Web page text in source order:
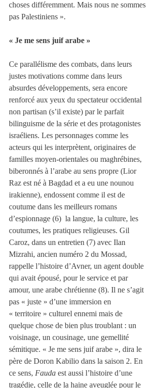
choses différemment. Mais nous ne sommes
pas Palestiniens ».
« Je me sens juif arabe »
Ce parallélisme des combats, dans leurs
justes motivations comme dans leurs
absurdes développements, sera encore
renforcé aux yeux du spectateur occidental
non partisan (s’il existe) par le parfait
bilinguisme de la série et des protagonistes
israéliens. Les personnages comme les
acteurs qui les interprètent, originaires de
familles moyen-orientales ou maghrébines,
biberonnés à l’arabe au sens propre (Lior
Raz est né à Bagdad et a eu une nounou
irakienne), endossent comme il est de
coutume dans les meilleurs romans
d’espionnage (6)  la langue, la culture, les
coutumes, les pratiques religieuses. Gil
Caroz, dans un entretien (7) avec Ilan
Mizrahi, ancien numéro 2 du Mossad,
rappelle l’histoire d’Avner, un agent double
qui avait épousé, pour le service et par
amour, une arabe chrétienne (8). Il ne s’agit
pas « juste » d’une immersion en
« territoire » culturel ennemi mais de
quelque chose de bien plus troublant : un
voisinage, un cousinage, une gemellité
sémitique. « Je me sens juif arabe », dira le
père de Doron Kabilio dans la saison 2. En
ce sens, Fauda est aussi l’histoire d’une
tragédie, celle de la haine aveuglée pour le